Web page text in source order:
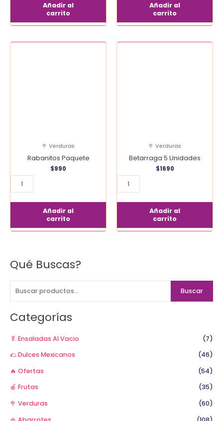
Qué Buscas?
B
c
a
p
Buscar
Categorías
🥬 Ensaladas Al Vacio
(7)
🌮 Dulces Mexicanos
(46)
🔥 Ofertas
(54)
🍎 Frutas
(35)
🥦 Verduras
(60)
Añadir al
carrito
Añadir al
carrito
🥦 Verduras
Rabanitos Paquete
$990
Añadir al
carrito
🥦 Verduras
Betarraga 5 Unidades
$1690
Añadir al
carrito